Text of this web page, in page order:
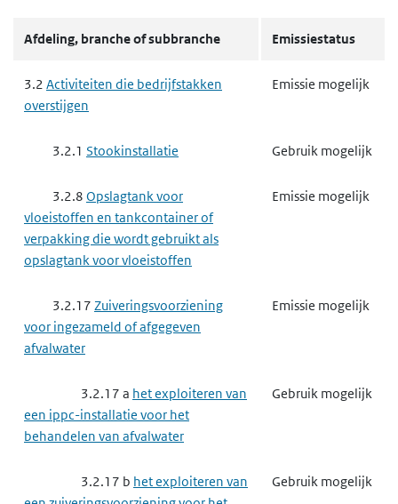
Afdeling, branche of subbranche Emissiestatus
3.2 Activiteiten die bedrijfstakken
overstijgen
Emissie mogelijk
3.2.1 Stookinstallatie Gebruik mogelijk
3.2.8 Opslagtank voor
vloeistoffen en tankcontainer of
verpakking die wordt gebruikt als
opslagtank voor vloeistoffen
Emissie mogelijk
3.2.17 Zuiveringsvoorziening
voor ingezameld of afgegeven
afvalwater
Emissie mogelijk
3.2.17 a het exploiteren van
een ippc-installatie voor het
behandelen van afvalwater
Gebruik mogelijk
3.2.17 b het exploiteren van
Gebruik mogelijk